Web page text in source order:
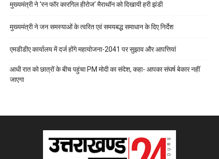
मुख्यमंत्री ने ‘रन फॉर कारगिल हीरोज’ मैराथॉन को दिखायी हरी झंडी
मुख्यमंत्री ने जन समस्याओं के त्वरित एवं समयबद्ध समाधान के दिए निर्देश
एमडीडीए कार्यालय में दर्ज होंगे महायोजना-2041 पर सुझाव और आपत्तियां
आधी रात को छात्रों के बीच पहुंचा PM मोदी का संदेश, कहा- आपका संघर्ष बेकार नहीं
जाएगा